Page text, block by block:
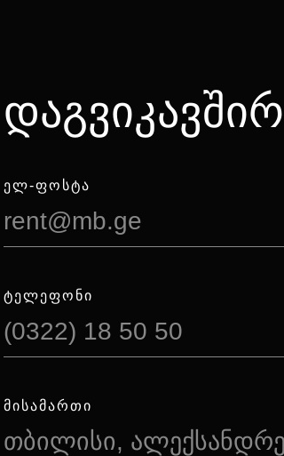
ᲔᲚ-ᲤᲝᲡᲢᲐ
rent@mb.ge
ᲢᲔᲚᲔᲤᲝᲜᲘ
(0322) 18 50 50
ᲛᲘᲡᲐᲛᲐᲠᲗᲘ
თბილისი,